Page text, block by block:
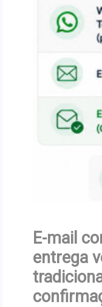
E-mail
entrega